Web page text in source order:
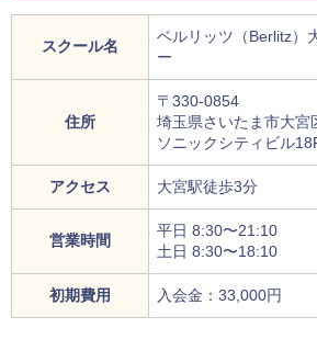
スクール名
ベルリッツ（Berlitz）
ー
住所
〒330-0854
埼玉県さいたま市大宮
ソニックシティビル
アクセス 大宮駅徒歩3分
営業時間
平日 8:30〜21:10
土日 8:30〜18:10
初期費用 入会金：33,000円